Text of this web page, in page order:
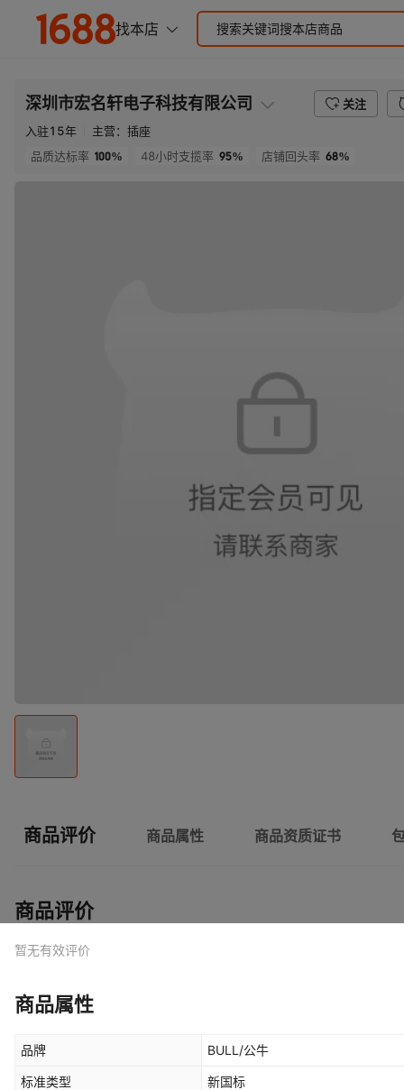
深圳市宏名轩电子科技有限公司
关注
入驻15年 主营： 插座
品质达标率 100% 48小时支揽率 95% 店铺回头率 68%
商品评价 商品属性 商品资质证书
商品评价
暂无有效评价
商品属性
品牌 BULL/公牛
标准类型 新国标